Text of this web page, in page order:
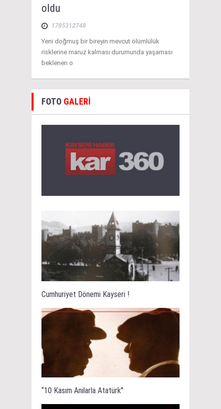
oldu
1785312748
Yeni doğmuş bir bireyin mevcut ölümlülük
risklerine maruz kalması durumunda yaşaması
beklenen o
FOTO GALERİ
Cumhuriyet Dönemi Kayseri !
“10 Kasım Anılarla Atatürk''